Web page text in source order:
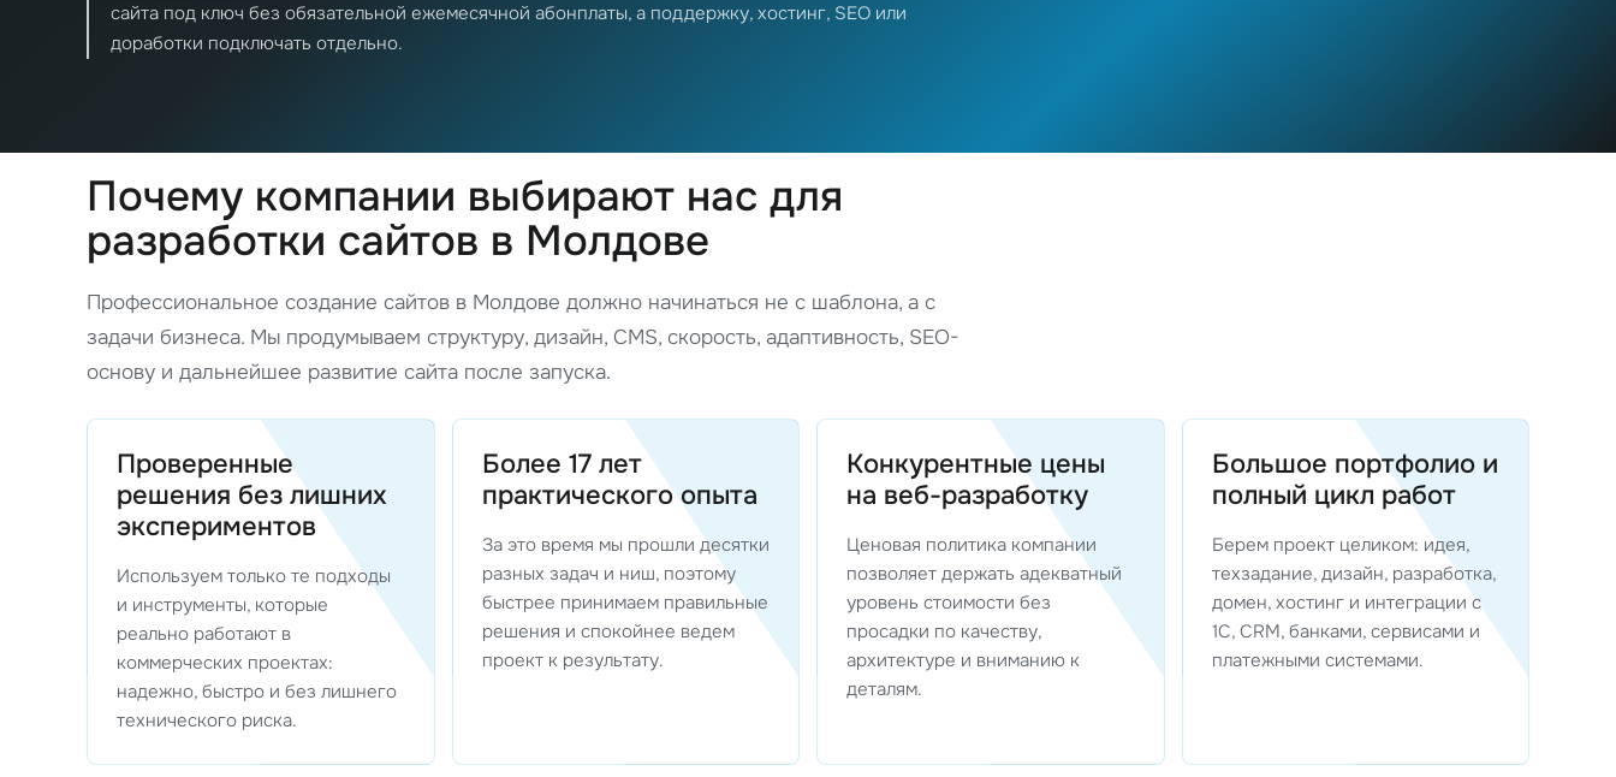
сайта под ключ без обязательной ежемесячной абонплаты, а поддержку, хостинг, SEO или
доработки подключать отдельно.
Почему компании выбирают нас для
разработки сайтов в Молдове
Профессиональное создание сайтов в Молдове должно начинаться не с шаблона, а с
задачи бизнеса. Мы продумываем структуру, дизайн, CMS, скорость, адаптивность, SEO-
основу и дальнейшее развитие сайта после запуска.
Проверенные
решения без лишних
экспериментов
Используем только те подходы
и инструменты, которые
реально работают в
коммерческих проектах:
надежно, быстро и без лишнего
технического риска.
Более 17 лет
практического опыта
За это время мы прошли десятки
разных задач и ниш, поэтому
быстрее принимаем правильные
решения и спокойнее ведем
проект к результату.
Конкурентные цены
на веб-разработку
Ценовая политика компании
позволяет держать адекватный
уровень стоимости без
просадки по качеству,
архитектуре и вниманию к
деталям.
Большое портфолио и
полный цикл работ
Берем проект целиком: идея,
техзадание, дизайн, разработка,
домен, хостинг и интеграции с
1С, CRM, банками, сервисами и
платежными системами.